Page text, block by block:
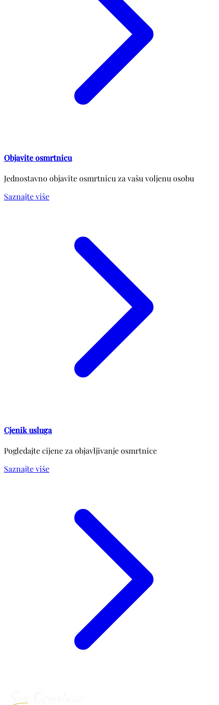
Objavite osmrtnicu
Jednostavno objavite osmrtnicu za vašu voljenu osobu
Saznajte više
Cjenik usluga
Pogledajte cijene za objavljivanje osmrtnice
Saznajte više